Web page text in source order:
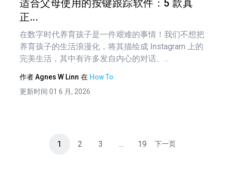
适合父母使用的按键跟踪软件：5 款真
正...
在数字时代养育孩子是一件艰难的事情！我们不想把
养育孩子的生活浪漫化，将其描绘成 Instagram 上的
完美生活，其中有许多发自内心的对话、...
作者Agnes W Linn 在 How To
更新时间 01 6 月, 2026
1 2 3 ... 19 下一页